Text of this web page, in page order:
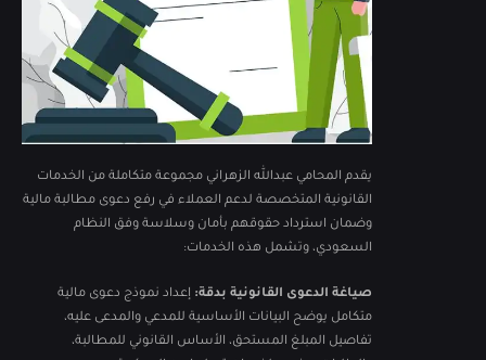
يقدم المحامي عبدالله الزهراني مجموعة متكاملة من الخدمات
القانونية المتخصصة لدعم العملاء في رفع دعوى مطالبة مالية
وضمان استرداد حقوقهم بأمان وسلاسة وفق النظام
السعودي، وتشمل هذه الخدمات:
صياغة الدعوى القانونية بدقة: إعداد نموذج دعوى مالية
متكامل يوضح البيانات الأساسية للمدعي والمدعى عليه،
تفاصيل المبلغ المستحق، الأساس القانوني للمطالبة،